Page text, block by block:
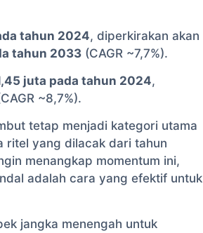
tahun 2024, diperkirakan akan
tahun 2033 (CAGR ~7,7%).
juta pada tahun 2024,
~8,7%).
tetap menjadi kategori utama
ritel yang dilacak dari tahun
menangkap momentum ini,
adalah cara yang efektif untuk
jangka menengah untuk